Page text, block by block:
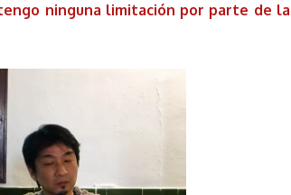
ninguna limitación por parte de la